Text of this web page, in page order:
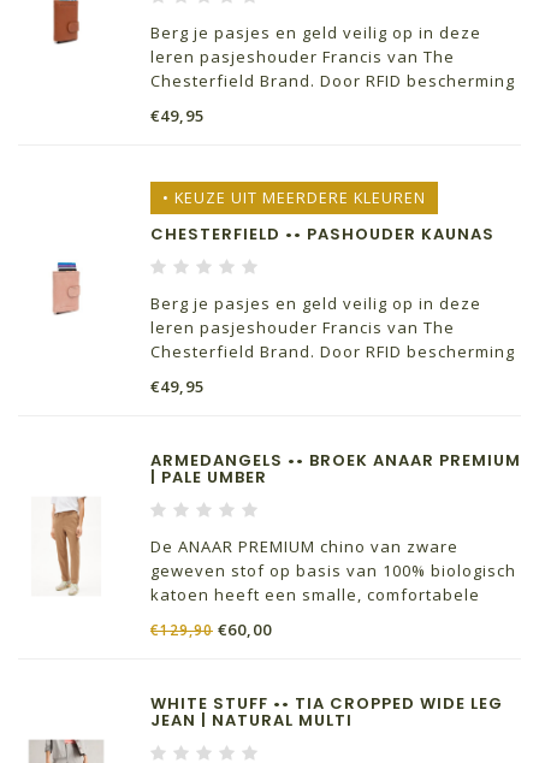
Berg je pasjes en geld veilig op in deze
leren pasjeshouder Francis van The
Chesterfield Brand. Door RFID bescherming
zitten en heb je je spullen in no time
€49,95
• KEUZE UIT MEERDERE KLEUREN
CHESTERFIELD •• PASHOUDER KAUNAS
Berg je pasjes en geld veilig op in deze
leren pasjeshouder Francis van The
Chesterfield Brand. Door RFID bescherming
zitten en heb je je spullen in no time
€49,95
ARMEDANGELS •• BROEK ANAAR PREMIUM
| PALE UMBER
De ANAAR PREMIUM chino van zware
geweven stof op basis van 100% biologisch
katoen heeft een smalle, comfortabele
taps toelopende pijpen en zakken aan de
€129,90 €60,00
WHITE STUFF •• TIA CROPPED WIDE LEG
JEAN | NATURAL MULTI